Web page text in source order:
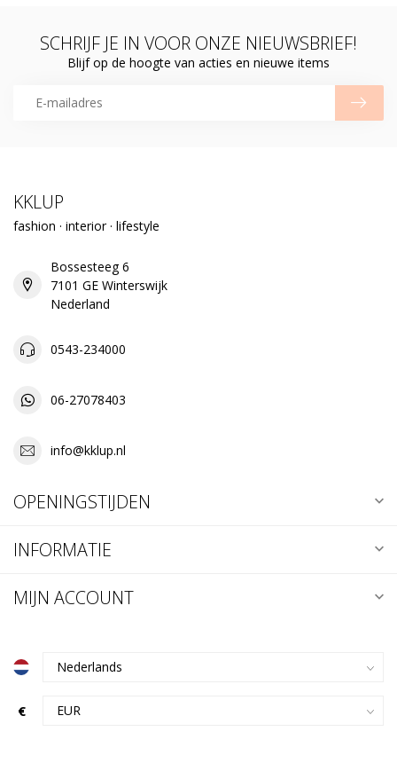
SCHRIJF JE IN VOOR ONZE NIEUWSBRIEF!
Blijf op de hoogte van acties en nieuwe items
KKLUP
fashion · interior · lifestyle
Bossesteeg 6
7101 GE Winterswijk
Nederland
0543-234000
06-27078403
info@kklup.nl
OPENINGSTIJDEN
INFORMATIE
MIJN ACCOUNT
€